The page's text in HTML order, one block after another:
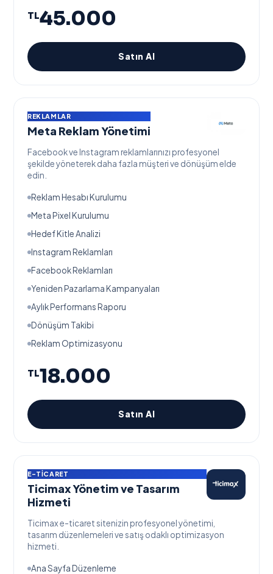
TL45.000
Satın Al
REKLAMLAR
Meta Reklam Yönetimi
Facebook ve Instagram reklamlarınızı profesyonel
şekilde yöneterek daha fazla müşteri ve dönüşüm elde
edin.
Reklam Hesabı Kurulumu
Meta Pixel Kurulumu
Hedef Kitle Analizi
Instagram Reklamları
Facebook Reklamları
Yeniden Pazarlama Kampanyaları
Aylık Performans Raporu
Dönüşüm Takibi
Reklam Optimizasyonu
TL18.000
Satın Al
E-TICARET
Ticimax Yönetim ve Tasarım
Hizmeti
Ticimax e-ticaret sitenizin profesyonel yönetimi,
tasarım düzenlemeleri ve satış odaklı optimizasyon
hizmeti.
Ana Sayfa Düzenleme